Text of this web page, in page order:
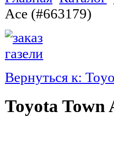
Ace (#663179)
Вернуться к:
Toyota Town